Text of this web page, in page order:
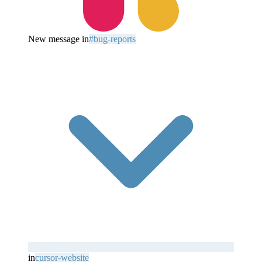
New message in#bug-reports
incursor-website